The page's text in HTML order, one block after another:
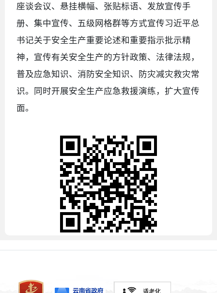
座谈会议、悬挂横幅、张贴标语、发放宣传手
册、集中宣传、五级网格群等方式宣传习近平总
书记关于安全生产重要论述和重要指示批示精
神，宣传有关安全生产的方针政策、法律法规，
普及应急知识、消防安全知识、防灾减灾救灾常
识。同时开展安全生产应急救援演练，扩大宣传
面。